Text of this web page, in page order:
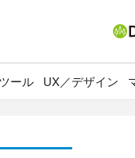
ール UX／デザイン